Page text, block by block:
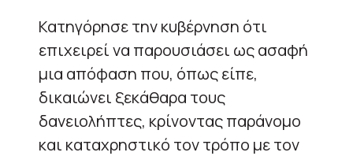
Κατηγόρησε την κυβέρνηση ότι
επιχειρεί να παρουσιάσει ως ασαφή
μια απόφαση που, όπως είπε,
δικαιώνει ξεκάθαρα τους
δανειολήπτες, κρίνοντας παράνομο
και καταχρηστικό τον τρόπο με τον